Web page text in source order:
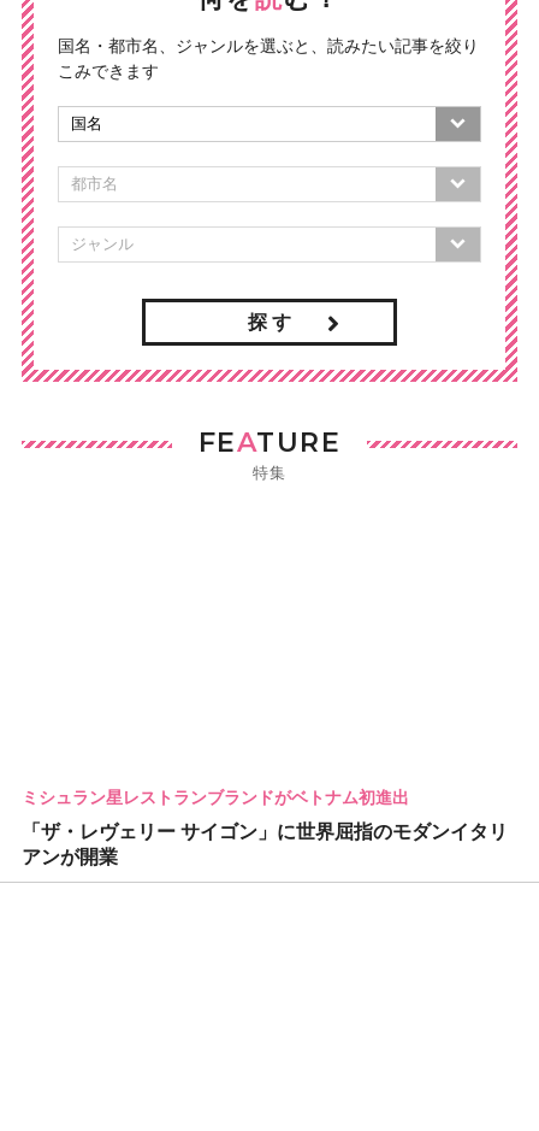
国名・都市名、ジャンルを選ぶと、読みたい記事を絞り
こみできます
探 す
FEATURE
特集
ミシュラン星レストランブランドがベトナム初進出
「ザ・レヴェリー サイゴン」に世界屈指のモダンイタリ
アンが開業